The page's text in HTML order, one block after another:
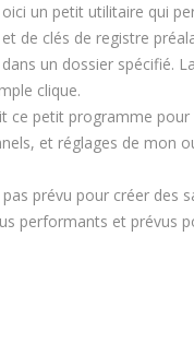
oici un petit utilitaire qui
et de clés de registre
dans un dossier spécifié.
clique.
ce petit programme
et réglages de mon
pas prévu pour créer des
performants et prévus